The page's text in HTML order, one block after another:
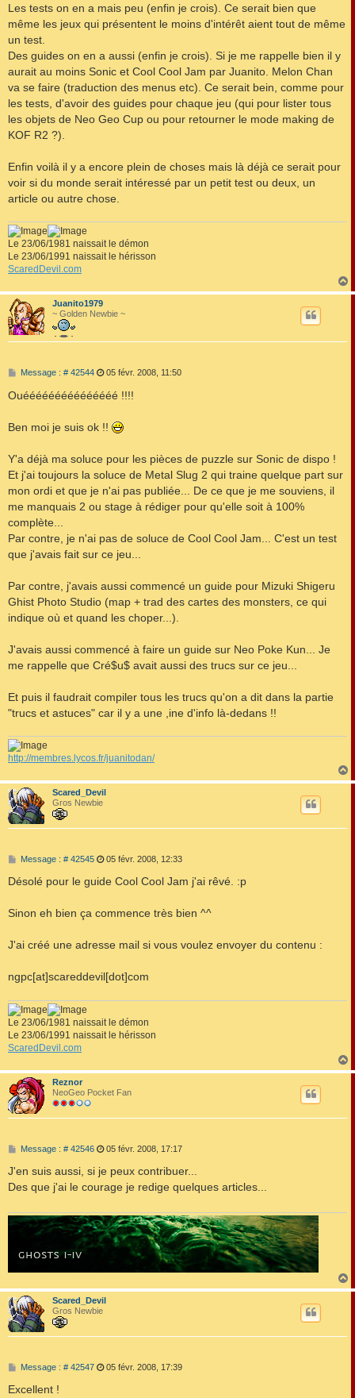
Les tests on en a mais peu (enfin je crois). Ce serait bien que
même les jeux qui présentent le moins d'intérêt aient tout de même
un test.
Des guides on en a aussi (enfin je crois). Si je me rappelle bien il y
aurait au moins Sonic et Cool Cool Jam par Juanito. Melon Chan
va se faire (traduction des menus etc). Ce serait bein, comme pour
les tests, d'avoir des guides pour chaque jeu (qui pour lister tous
les objets de Neo Geo Cup ou pour retourner le mode making de
KOF R2 ?).
Enfin voilà il y a encore plein de choses mais là déjà ce serait pour
voir si du monde serait intéressé par un petit test ou deux, un
article ou autre chose.
Le 23/06/1981 naissait le démon
Le 23/06/1991 naissait le hérisson
ScaredDevil.com
a
Juanito1979
~ Golden Newbie ~
Message : # 42544M
s
s
g
e
05 févr. 2008, 11:50
Ouééééééééééééééé !!!!
Ben moi je suis ok !!
Y'a déjà ma soluce pour les pièces de puzzle sur Sonic de dispo !
Et j'ai toujours la soluce de Metal Slug 2 qui traine quelque part sur
mon ordi et que je n'ai pas publiée... De ce que je me souviens, il
me manquais 2 ou stage à rédiger pour qu'elle soit à 100%
complète...
Par contre, je n'ai pas de soluce de Cool Cool Jam... C'est un test
que j'avais fait sur ce jeu...
Par contre, j'avais aussi commencé un guide pour Mizuki Shigeru
Ghist Photo Studio (map + trad des cartes des monsters, ce qui
indique où et quand les choper...).
J'avais aussi commencé à faire un guide sur Neo Poke Kun... Je
me rappelle que Cré$u$ avait aussi des trucs sur ce jeu...
Et puis il faudrait compiler tous les trucs qu'on a dit dans la partie
"trucs et astuces" car il y a une ,ine d'info là-dedans !!
http://membres.lycos.fr/juanitodan/
a
Scared_Devil
Gros Newbie
Message : # 42545M
s
g
e
05 févr. 2008, 12:33
Désolé pour le guide Cool Cool Jam j'ai rêvé. :p
Sinon eh bien ça commence très bien ^^
J'ai créé une adresse mail si vous voulez envoyer du contenu :
ngpc[at]scareddevil[dot]com
Le 23/06/1981 naissait le démon
Le 23/06/1991 naissait le hérisson
ScaredDevil.com
a
Reznor
NeoGeo Pocket Fan
Message : # 42546M
s
s
a
05 févr. 2008, 17:17
J'en suis aussi, si je peux contribuer...
Des que j'ai le courage je redige quelques articles...
a
Scared_Devil
Gros Newbie
Message : # 42547M 05 févr. 2008, 17:39
Excellent !